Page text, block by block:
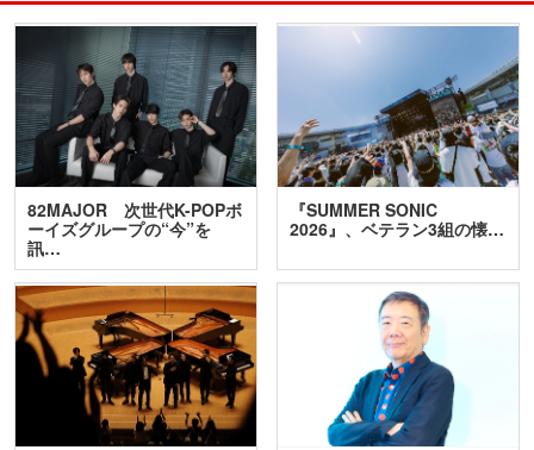
82MAJOR 次世代K-POPボ
ーイズグループの“今”を
訊…
『SUMMER SONIC
2026』、ベテラン3組の懐…